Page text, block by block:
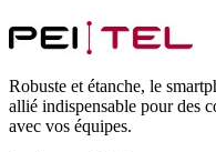
Robuste et étanche, le
allié indispensable pour des
avec vos équipes.